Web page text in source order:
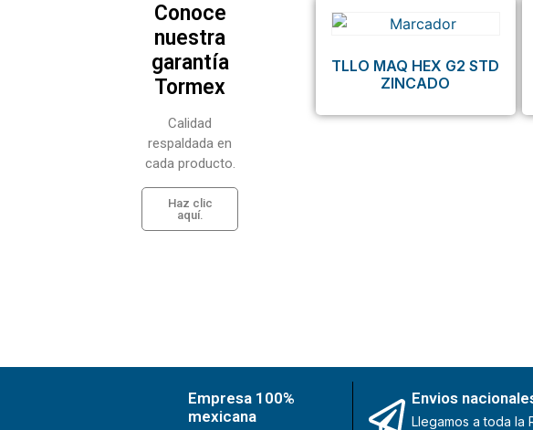
Conoce
nuestra
garantía
Tormex
Calidad
respaldada en
cada producto.
Haz clic
aquí.
TLLO MAQ HEX G2 STD
ZINCADO
Empresa 100%
mexicana
Envios
Llegamos a toda la